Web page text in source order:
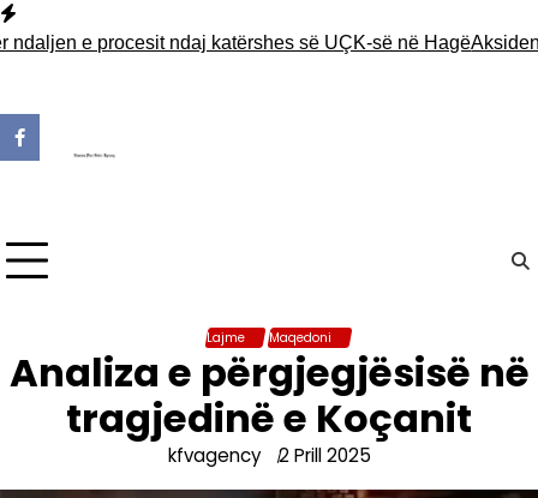
Skip
to
e procesit ndaj katërshes së UÇK-së në HagëAksident
Lajme Maqedoni
Analiza e përgjegjësisë në
tragjedinë e Koçanit
kfvagency 2 Prill 2025